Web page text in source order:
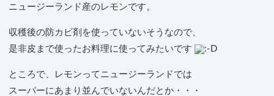
ニュージーランド産のレモンです。
収穫後の防カビ剤を使っていないそうなので、
是非皮まで使ったお料理に使ってみたいです
ところで、レモンってニュージーランドでは
スーパーにあまり並んでいないんだとか・・・